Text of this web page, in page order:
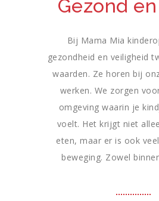
Gezond
Bij Mama Mia
gezondheid en veiligheid
waarden. Ze horen bij
werken. We zorgen
omgeving waarin je
voelt. Het krijgt niet
eten, maar er is ook
beweging. Zowel